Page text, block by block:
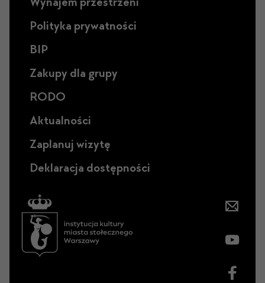
Polityka prywatności
BIP
Zakupy dla grupy
RODO
Aktualności
Zaplanuj wizytę
Deklaracja dostępności